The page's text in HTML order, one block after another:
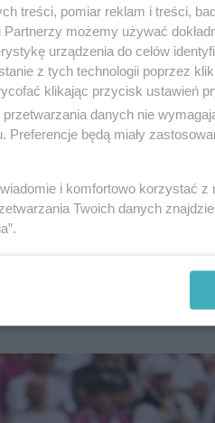
treści, pomiar reklam i treści,
możemy używać
urządzenia do celów
z tych technologii poprzez
klikając przycisk ustawień
przetwarzania danych nie
będą miały
i komfortowo korzystać
Twoich danych